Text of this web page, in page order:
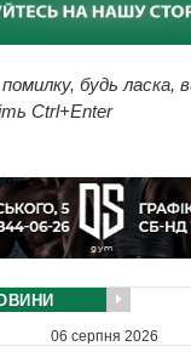
будь ласка,
Ctrl+Enter
06 серпня 2026